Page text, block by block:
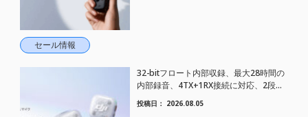
セール情報
32-bitフロート内部収録、最大28時間の
内部録音、4TX+1RX接続に対応、2段階
AIノイズキャンセリング搭載｜コンパク
トワイヤレスマイク DJI Mic Mini 2S 登場
投稿日： 2026.08.05